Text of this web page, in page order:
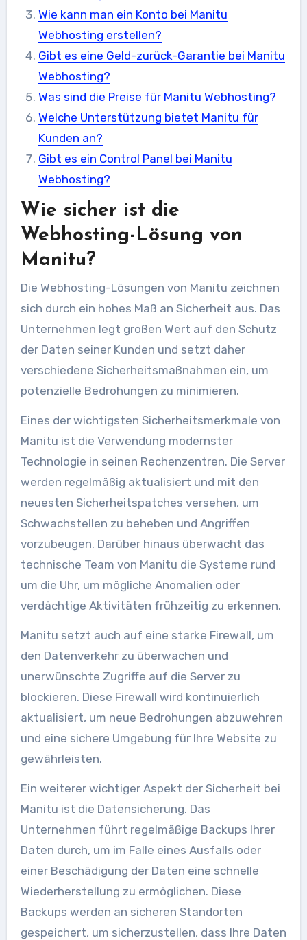
Wie kann man ein Konto bei Manitu
Webhosting erstellen?
Gibt es eine Geld-zurück-Garantie bei Manitu
Webhosting?
Was sind die Preise für Manitu Webhosting?
Welche Unterstützung bietet Manitu für
Kunden an?
Gibt es ein Control Panel bei Manitu
Webhosting?
Wie sicher ist die
Webhosting-Lösung von
Manitu?
Die Webhosting-Lösungen von Manitu zeichnen
sich durch ein hohes Maß an Sicherheit aus. Das
Unternehmen legt großen Wert auf den Schutz
der Daten seiner Kunden und setzt daher
verschiedene Sicherheitsmaßnahmen ein, um
potenzielle Bedrohungen zu minimieren.
Eines der wichtigsten Sicherheitsmerkmale von
Manitu ist die Verwendung modernster
Technologie in seinen Rechenzentren. Die Server
werden regelmäßig aktualisiert und mit den
neuesten Sicherheitspatches versehen, um
Schwachstellen zu beheben und Angriffen
vorzubeugen. Darüber hinaus überwacht das
technische Team von Manitu die Systeme rund
um die Uhr, um mögliche Anomalien oder
verdächtige Aktivitäten frühzeitig zu erkennen.
Manitu setzt auch auf eine starke Firewall, um
den Datenverkehr zu überwachen und
unerwünschte Zugriffe auf die Server zu
blockieren. Diese Firewall wird kontinuierlich
aktualisiert, um neue Bedrohungen abzuwehren
und eine sichere Umgebung für Ihre Website zu
gewährleisten.
Ein weiterer wichtiger Aspekt der Sicherheit bei
Manitu ist die Datensicherung. Das
Unternehmen führt regelmäßige Backups Ihrer
Daten durch, um im Falle eines Ausfalls oder
einer Beschädigung der Daten eine schnelle
Wiederherstellung zu ermöglichen. Diese
Backups werden an sicheren Standorten
gespeichert, um sicherzustellen, dass Ihre Daten